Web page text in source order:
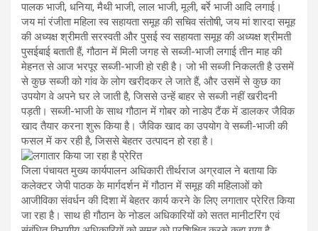
पालक भाजी, धनिया, मैथी भाजी, लाल भाजी, मूली, बर्रे भाजी आदि लगाई।
जय मां रंजीता महिला स्व सहायता समूह की सचिव संतोषी, जय मां शारदा समूह
की अध्यक्ष श्रीमती सरस्वती और पुसई स्व सहायता समूह की अध्यक्ष श्रीमती
पुसईबाई बताती हैं, गौठान में मिली जगह से सब्जी-भाजी लगाई तीन माह की
मेहनत से आज भरपूर सब्जी-भाजी हो रही है। जो भी सब्जी निकलती है उसमें
से कुछ सब्जी को गांव के लोग खरीदकर ले जाते हैं, और उसमें से कुछ का
उपयोग वे अपने घर ले जाती है, जिससे उन्हें बाहर से सब्जी नहीं खरीदनी
पड़ती। सब्जी-भाजी के साथ गौठान में गोबर को नाडेप टैंक में डालकर जैविक
खाद तैयार करना शुरू किया है। जैविक खाद का उपयोग वे सब्जी-भाजी की
फसल में कर रही है, जिससे बेहतर उत्पादन हो रहा है।
लगातार किया जा रहा है प्रेरित
जिला पंचायत मुख्य कार्यपालन अधिकारी तीर्थराज अग्रवाल ने बताया कि
कलेक्टर जेपी पाठक के मार्गदर्शन में गौठान में समूह की महिलाओं को
आजीविका संवर्धन की दिशा में बेहतर कार्य करने के लिए लगातार प्रेरित किया
जा रहा है। साथ ही गौठान के नोडल अधिकारियों को सतत मानीटरिंग एवं